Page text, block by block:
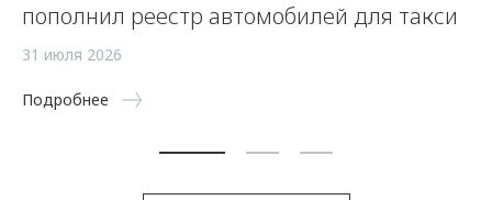
пополнил реестр автомобилей для такси
31 июля 2026
Подробнее